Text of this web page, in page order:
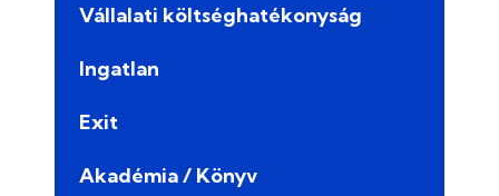
Vállalati költséghatékonyság
Ingatlan
Exit
Akadémia / Könyv